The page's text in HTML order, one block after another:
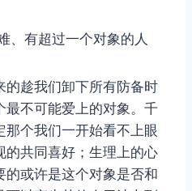
、有超过一个对象的人
的趁我们卸下所有防备时
最不可能爱上的对象。千
个我们一开始看不上眼
的共同喜好；生理上的心
或许是这个对象是否和